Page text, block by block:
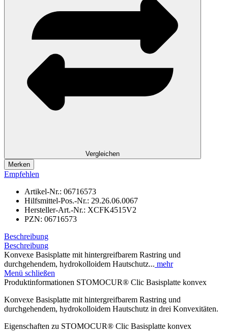
Vergleichen
Merken
Empfehlen
Artikel-Nr.: 06716573
Hilfsmittel-Pos.-Nr.: 29.26.06.0067
Hersteller-Art.-Nr.: XCFK4515V2
PZN: 06716573
Beschreibung
Beschreibung
Konvexe Basisplatte mit hintergreifbarem Rastring und
durchgehendem, hydrokolloidem Hautschutz... mehr
Menü schließen
Produktinformationen STOMOCUR® Clic Basisplatte konvex
Konvexe Basisplatte mit hintergreifbarem Rastring und
durchgehendem, hydrokolloidem Hautschutz in drei Konvexitäten.
Eigenschaften zu STOMOCUR® Clic Basisplatte konvex